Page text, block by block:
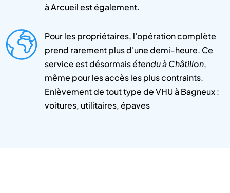
à Arcueil est également.
Pour les propriétaires, l'opération complète
prend rarement plus d'une demi-heure. Ce
service est désormaisétendu à Châtillon,
même pour les accès les plus contraints.
Enlèvement de tout type de VHU à Bagneux :
voitures, utilitaires, épaves